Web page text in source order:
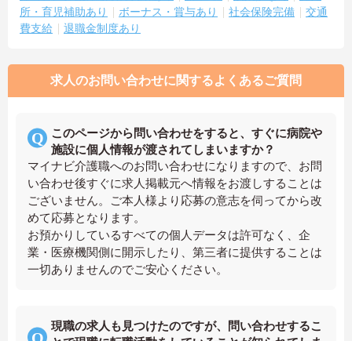
所・育児補助あり
ボーナス・賞与あり 社会保険完備
交通
費支給
退職金制度あり
求人のお問い合わせに関するよくあるご質問
このページから問い合わせをすると、すぐに病院や
施設に個人情報が渡されてしまいますか？
マイナビ介護職へのお問い合わせになりますので、お問
い合わせ後すぐに求人掲載元へ情報をお渡しすることは
ございません。ご本人様より応募の意志を伺ってから改
めて応募となります。
お預かりしているすべての個人データは許可なく、企
業・医療機関側に開示したり、第三者に提供することは
一切ありませんのでご安心ください。
現職の求人も見つけたのですが、問い合わせするこ